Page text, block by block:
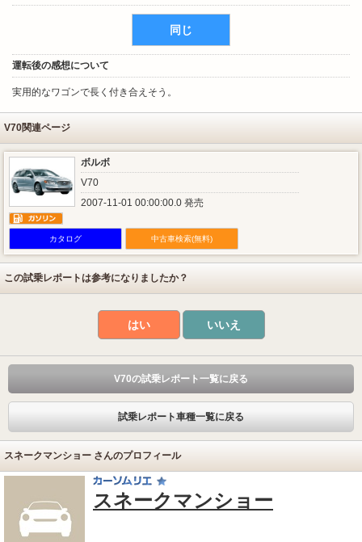
同じ
運転後の感想について
実用的なワゴンで長く付き合えそう。
V70関連ページ
ボルボ
V70
2007-11-01 00:00:00.0 発売
カタログ 中古車検索(無料)
この試乗レポートは参考になりましたか？
はい いいえ
V70の試乗レポート一覧に戻る
試乗レポート車種一覧に戻る
スネークマンショー さんのプロフィール
スネークマンショー